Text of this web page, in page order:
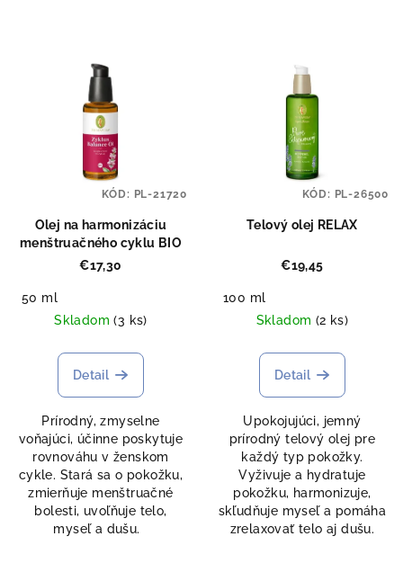
Olej na harmonizáciu
menštruačného cyklu BIO
€17,30
50 ml
Skladom(3 ks)
Detail
Prírodný, zmyselne
voňajúci, účinne poskytuje
rovnováhu v ženskom
cykle. Stará sa o pokožku,
zmierňuje menštruačné
bolesti, uvoľňuje telo,
myseľ a dušu.
KÓD: PL-21720
Telový olej RELAX
€19,45
100 ml
Skladom (2 ks)
Detail
Upokojujúci, jemný
prírodný telový olej pre
každý typ pokožky.
Vyživuje a hydratuje
pokožku, harmonizuje,
skľudňuje myseľ a pomáha
zrelaxovať telo aj dušu.
KÓD: PL-26500